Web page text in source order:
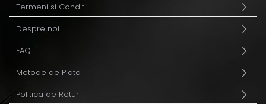
Termeni si Conditii
Despre noi
FAQ
Metode de Plata
Politica de Retur